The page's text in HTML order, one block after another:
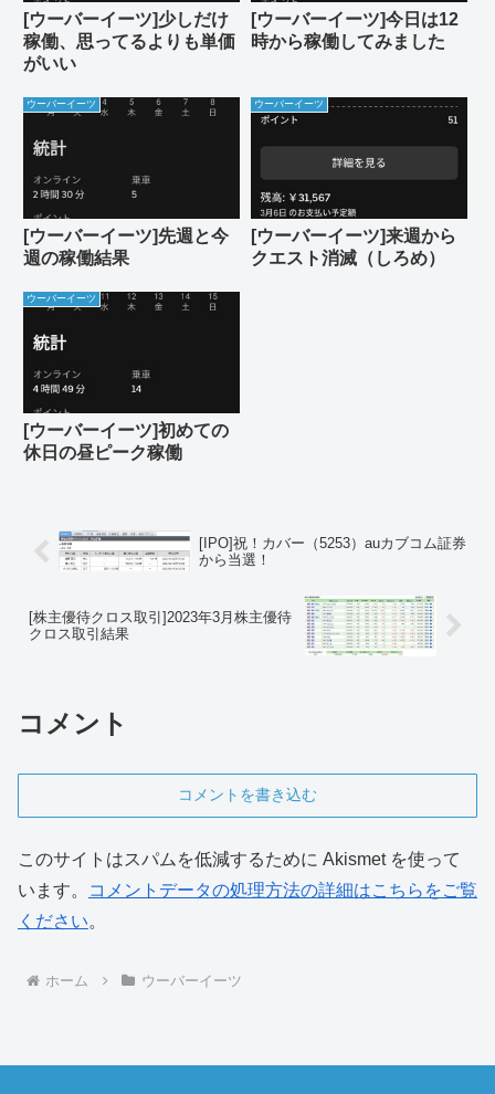
[ウーバーイーツ]少しだけ
稼働、思ってるよりも単価
がいい
[ウーバーイーツ]今日は12
時から稼働してみました
ウーバーイーツ
[ウーバーイーツ]先週と今
週の稼働結果
ウーバーイーツ
[ウーバーイーツ]来週から
クエスト消滅（しろめ）
ウーバーイーツ
[ウーバーイーツ]初めての
休日の昼ピーク稼働
[IPO]祝！カバー（5253）auカブコム証券
から当選！
[株主優待クロス取引]2023年3月株主優待
クロス取引結果
コメント
コメントを書き込む
このサイトはスパムを低減するために Akismet を使って
います。
コメントデータの処理方法の詳細はこちらをご覧
ください。
ホーム ウーバーイーツ